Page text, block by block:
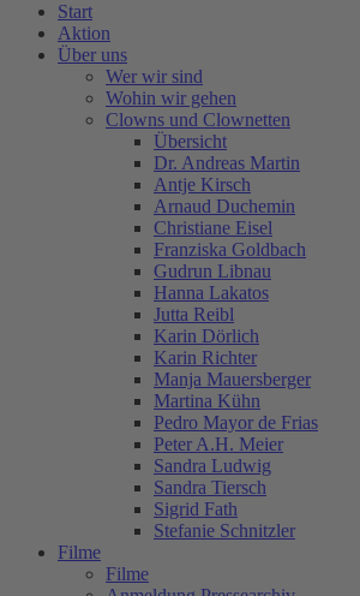
Start
Aktion
Über uns
Wer wir sind
Wohin wir gehen
Clowns und Clownetten
Übersicht
Dr. Andreas Martin
Antje Kirsch
Arnaud Duchemin
Christiane Eisel
Franziska Goldbach
Gudrun Libnau
Hanna Lakatos
Jutta Reibl
Karin Dörlich
Karin Richter
Manja Mauersberger
Martina Kühn
Pedro Mayor de Frias
Peter A.H. Meier
Sandra Ludwig
Sandra Tiersch
Sigrid Fath
Stefanie Schnitzler
Filme
Filme